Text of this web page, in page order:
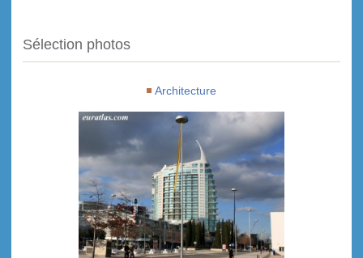
Sélection photos
Architecture